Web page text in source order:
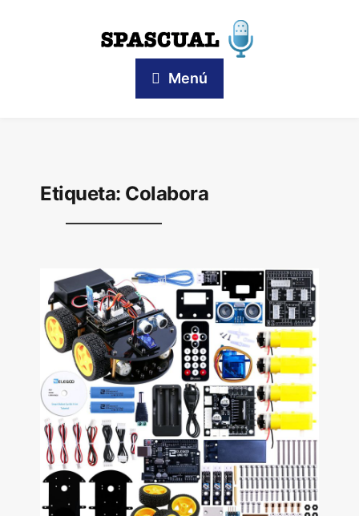
Menú
Etiqueta: Colabora